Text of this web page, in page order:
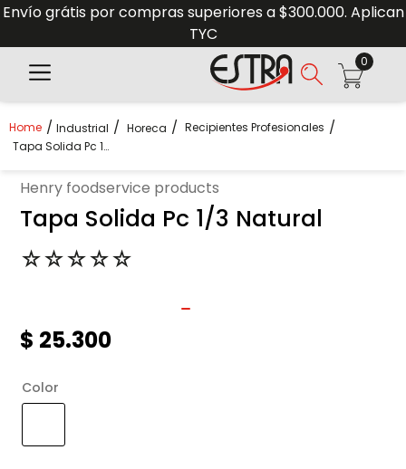
Envío grátis por compras superiores a $300.000. Aplican
TYC
0
Industrial Horeca
Recipientes Profesionales
Tapa Solida Pc 1/3 Natural
henry foodservice products
Tapa Solida Pc 1/3 Natural
☆☆☆☆☆
$ 25.300
Color